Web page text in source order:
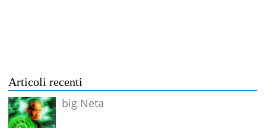
Articoli recenti
big Neta